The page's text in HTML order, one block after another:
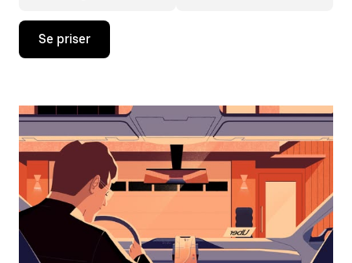
Trykk
piltast
åpne
og
velge
dato.
Trykk
på
Esc-
knappen
Se priser